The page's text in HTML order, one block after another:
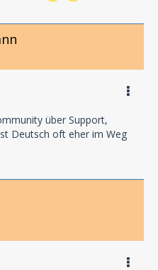
über Support,
Deutsch oft eher im Weg